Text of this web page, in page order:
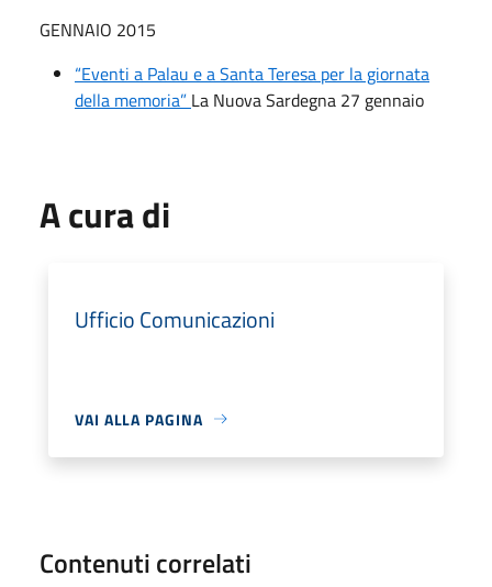
GENNAIO 2015
“Eventi a Palau e a Santa Teresa per la giornata
della memoria” La Nuova Sardegna 27 gennaio
A cura di
Ufficio Comunicazioni
VAI ALLA PAGINA
Contenuti correlati